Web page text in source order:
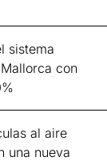
sistema
con
al aire
una nueva